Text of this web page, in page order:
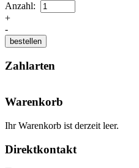
Anzahl:
+
-
Zahlarten
Warenkorb
Ihr Warenkorb ist derzeit leer.
Direktkontakt